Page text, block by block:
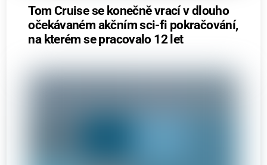
Tom Cruise se konečně vrací v dlouho
očekávaném akčním sci-fi pokračování,
na kterém se pracovalo 12 let